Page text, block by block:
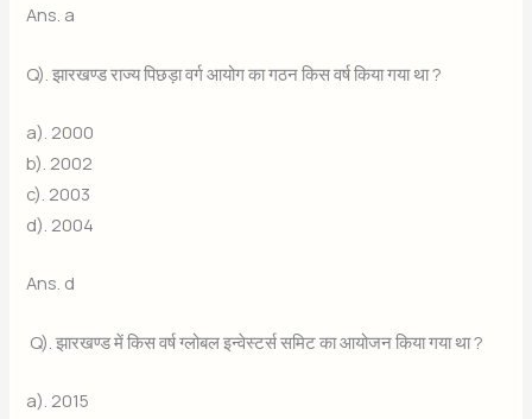
Ans. a
Q). झारखण्ड राज्य पिछड़ा वर्ग आयोग का गठन किस वर्ष किया गया था ?
a). 2000
b). 2002
c). 2003
d). 2004
Ans. d
Q). झारखण्ड में किस वर्ष ग्लोबल इन्वेस्टर्स समिट का आयोजन किया गया था ?
a). 2015